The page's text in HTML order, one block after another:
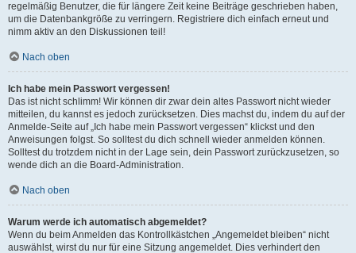
regelmäßig Benutzer, die für längere Zeit keine Beiträge geschrieben haben,
um die Datenbankgröße zu verringern. Registriere dich einfach erneut und
nimm aktiv an den Diskussionen teil!
Nach oben
Ich habe mein Passwort vergessen!
Das ist nicht schlimm! Wir können dir zwar dein altes Passwort nicht wieder
mitteilen, du kannst es jedoch zurücksetzen. Dies machst du, indem du auf der
Anmelde-Seite auf „Ich habe mein Passwort vergessen“ klickst und den
Anweisungen folgst. So solltest du dich schnell wieder anmelden können.
Solltest du trotzdem nicht in der Lage sein, dein Passwort zurückzusetzen, so
wende dich an die Board-Administration.
Nach oben
Warum werde ich automatisch abgemeldet?
Wenn du beim Anmelden das Kontrollkästchen „Angemeldet bleiben“ nicht
auswählst, wirst du nur für eine Sitzung angemeldet. Dies verhindert den